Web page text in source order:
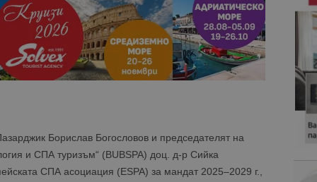
Борислав Богословов и председателят на
и СПА туризъм“ (BUBSPA) доц. д-р Сийка
СПА асоциация (ESPA) за мандат 2025–2029 г.,